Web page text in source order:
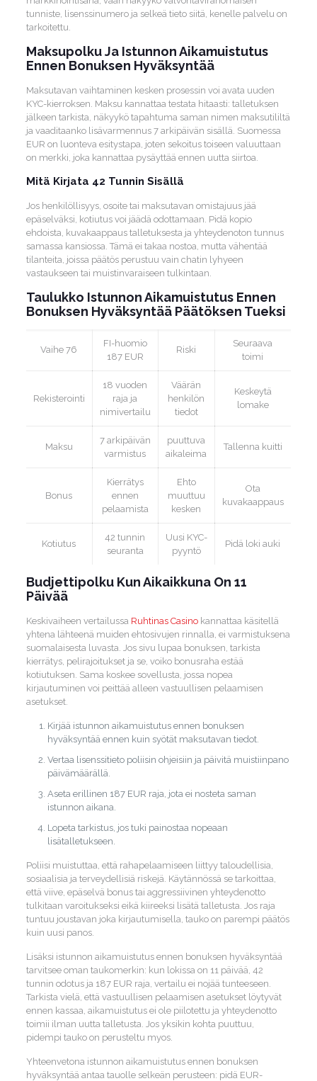
tunniste, lisenssinumero ja selkeä tieto siitä, kenelle palvelu on
tarkoitettu.
Maksupolku Ja Istunnon Aikamuistutus
Ennen Bonuksen Hyväksyntää
Maksutavan vaihtaminen kesken prosessin voi avata uuden
KYC-kierroksen. Maksu kannattaa testata hitaasti: talletuksen
jälkeen tarkista, näkyykö tapahtuma saman nimen maksutililtä
ja vaaditaanko lisävarmennus 7 arkipäivän sisällä. Suomessa
EUR on luonteva esitystapa, joten sekoitus toiseen valuuttaan
on merkki, joka kannattaa pysäyttää ennen uutta siirtoa.
Mitä Kirjata 42 Tunnin Sisällä
Jos henkilöllisyys, osoite tai maksutavan omistajuus jää
epäselväksi, kotiutus voi jäädä odottamaan. Pidä kopio
ehdoista, kuvakaappaus talletuksesta ja yhteydenoton tunnus
samassa kansiossa. Tämä ei takaa nostoa, mutta vähentää
tilanteita, joissa päätös perustuu vain chatin lyhyeen
vastaukseen tai muistinvaraiseen tulkintaan.
Taulukko Istunnon Aikamuistutus Ennen
Bonuksen Hyväksyntää Päätöksen Tueksi
Vaihe 76
FI-huomio
187 EUR
Riski
Seuraava
toimi
Rekisterointi
18 vuoden
raja ja
nimivertailu
Väärän
henkilön
tiedot
Keskeytä
lomake
Maksu
7 arkipäivän
varmistus
puuttuva
aikaleima
Tallenna kuitti
Bonus
Kierrätys
ennen
pelaamista
Ehto
muuttuu
kesken
Ota
kuvakaappaus
Kotiutus
42 tunnin
seuranta
Uusi KYC-
pyyntö
Pidä loki auki
Budjettipolku Kun Aikaikkuna On 11
Päivää
Keskivaiheen vertailussa Ruhtinas Casinokannattaa käsitellä
yhtena lähteenä muiden ehtosivujen rinnalla, ei varmistuksena
suomalaisesta luvasta. Jos sivu lupaa bonuksen, tarkista
kierrätys, pelirajoitukset ja se, voiko bonusraha estää
kotiutuksen. Sama koskee sovellusta, jossa nopea
kirjautuminen voi peittää alleen vastuullisen pelaamisen
asetukset.
Kirjää istunnon aikamuistutus ennen bonuksen
hyväksyntää ennen kuin syötät maksutavan tiedot.
Vertaa lisenssitieto poliisin ohjeisiin ja päivitä muistiinpano
päivämäärällä.
Aseta erillinen 187 EUR raja, jota ei nosteta saman
istunnon aikana.
Lopeta tarkistus, jos tuki painostaa nopeaan
lisätalletukseen.
Poliisi muistuttaa, että rahapelaamiseen liittyy taloudellisia,
sosiaalisia ja terveydellisiä riskejä. Käytännössä se tarkoittaa,
että viive, epäselvä bonus tai aggressiivinen yhteydenotto
tulkitaan varoitukseksi eikä kiireeksi lisätä talletusta. Jos raja
tuntuu joustavan joka kirjautumisella, tauko on parempi päätös
kuin uusi panos.
Lisäksi istunnon aikamuistutus ennen bonuksen hyväksyntää
tarvitsee oman taukomerkin: kun lokissa on 11 päivää, 42
tunnin odotus ja 187 EUR raja, vertailu ei nojää tunteeseen.
Tarkista vielä, että vastuullisen pelaamisen asetukset löytyvät
ennen kassaa, aikamuistutus ei ole piilotettu ja yhteydenotto
toimii ilman uutta talletusta. Jos yksikin kohta puuttuu,
pidempi tauko on perusteltu myos.
Yhteenvetona istunnon aikamuistutus ennen bonuksen
hyväksyntää antaa tauolle selkeän perusteen: pidä EUR-